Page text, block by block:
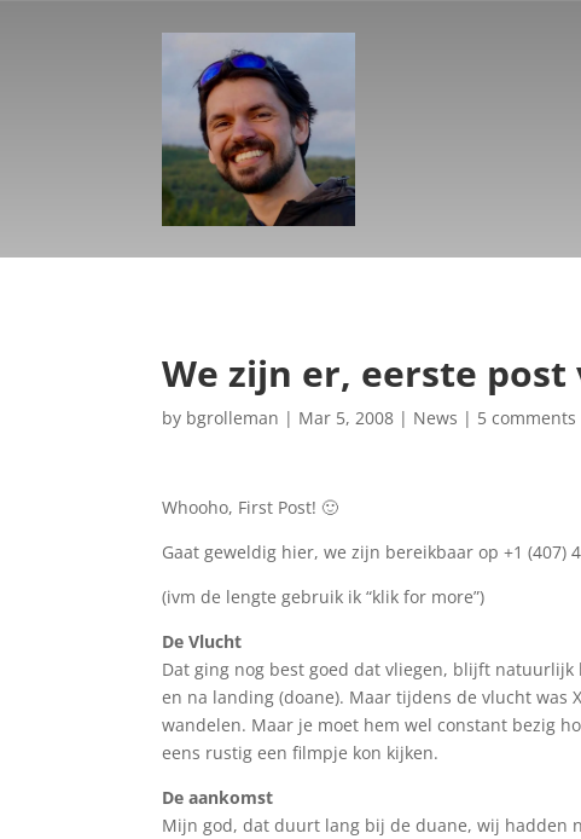
We zijn er, eerste
by bgrolleman | Mar 5, 2008 | News | 5 comments
Whooho, First Post! 🙂
Gaat geweldig hier, we zijn bereikbaar op +1
(ivm de lengte gebruik ik “klik for more”)
De Vlucht
Dat ging nog best goed dat vliegen, blijft
en na landing (doane). Maar tijdens de vlucht was
wandelen. Maar je moet hem wel constant bezig
eens rustig een filmpje kon kijken.
De aankomst
Mijn god, dat duurt lang bij de duane, wij hadden